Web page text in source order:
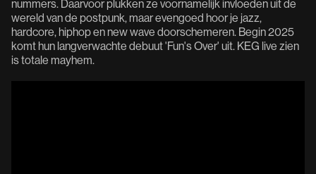
nummers. Daarvoor plukken ze voornamelijk invloeden uit de
wereld van de postpunk, maar evengoed hoor je jazz,
hardcore, hiphop en new wave doorschemeren. Begin 2025
komt hun langverwachte debuut 'Fun's Over' uit. KEG live zien
is totale mayhem.